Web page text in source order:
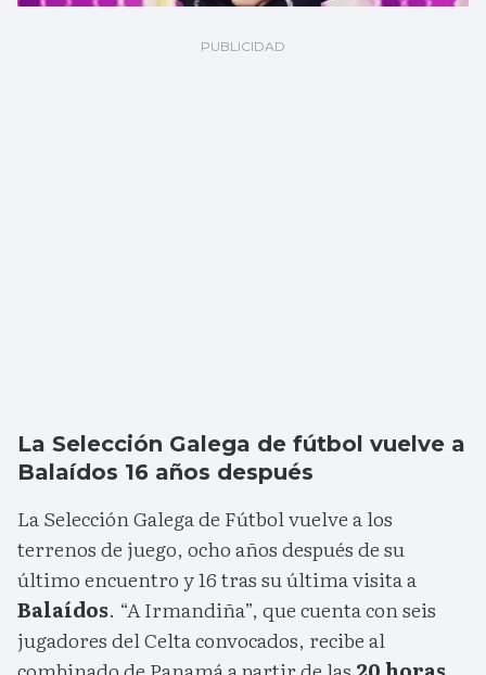
La Selección Galega de fútbol vuelve a
Balaídos 16 años después
La Selección Galega de Fútbol vuelve a los
terrenos de juego, ocho años después de su
último encuentro y 16 tras su última visita a
Balaídos. “A Irmandiña”, que cuenta con seis
jugadores del Celta convocados, recibe al